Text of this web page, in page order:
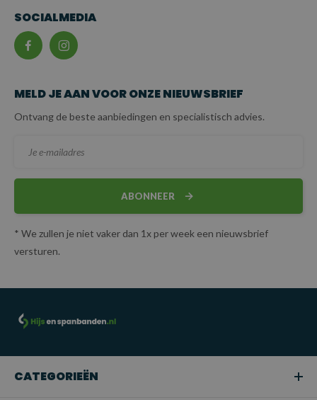
SOCIALMEDIA
MELD JE AAN VOOR ONZE NIEUWSBRIEF
Ontvang de beste aanbiedingen en specialistisch advies.
ABONNEER
* We zullen je niet vaker dan 1x per week een nieuwsbrief
versturen.
CATEGORIEËN